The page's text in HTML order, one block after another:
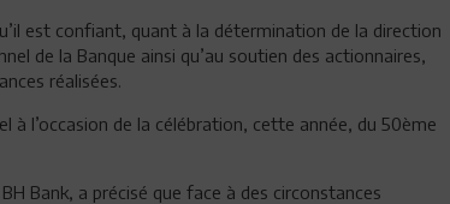
est confiant, quant à la détermination de la direction
de la Banque ainsi qu’au soutien des actionnaires,
réalisées.
l’occasion de la célébration, cette année, du 50ème
Bank, a précisé que face à des circonstances